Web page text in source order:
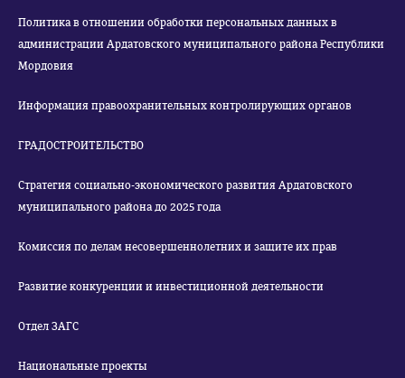
Политика в отношении обработки персональных данных в
администрации Ардатовского муниципального района Республики
Мордовия
Информация правоохранительных контролирующих органов
ГРАДОСТРОИТЕЛЬСТВО
Стратегия социально-экономического развития Ардатовского
муниципального района до 2025 года
Комиссия по делам несовершеннолетних и защите их прав
Развитие конкуренции и инвестиционной деятельности
Отдел ЗАГС
Национальные проекты